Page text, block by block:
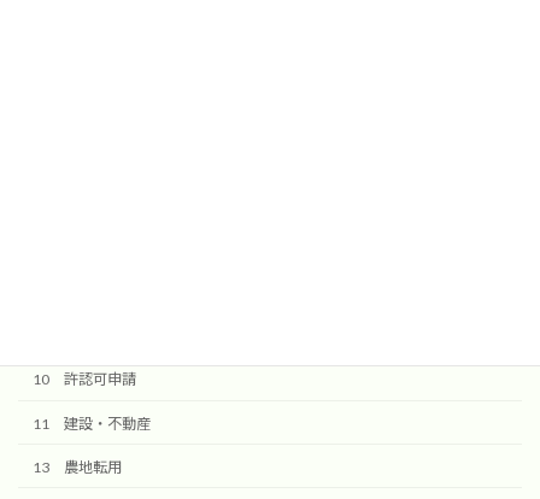
10 許認可申請
11 建設・不動産
13 農地転用